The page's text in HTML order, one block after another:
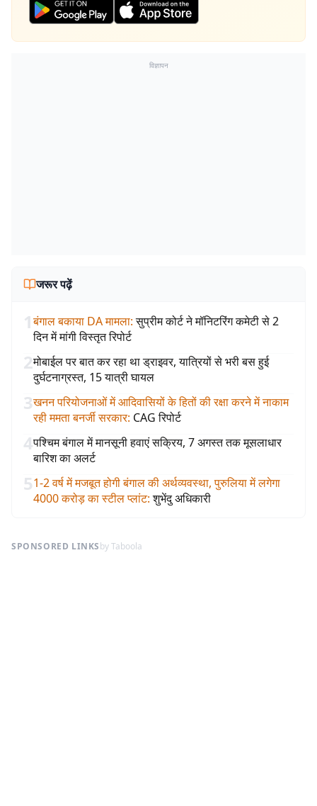
विज्ञापन
जरूर पढ़ें
1बंगाल बकाया DA मामला: सुप्रीम कोर्ट ने मॉनिटरिंग कमेटी से 2
दिन में मांगी विस्तृत रिपोर्ट
2मोबाईल पर बात कर रहा था ड्राइवर, यात्रियों से भरी बस हुई
दुर्घटनाग्रस्त, 15 यात्री घायल
3खनन परियोजनाओं में आदिवासियों के हितों की रक्षा करने में नाकाम
रही ममता बनर्जी सरकार: CAG रिपोर्ट
4पश्चिम बंगाल में मानसूनी हवाएं सक्रिय, 7 अगस्त तक मूसलाधार
बारिश का अलर्ट
51-2 वर्ष में मजबूत होगी बंगाल की अर्थव्यवस्था, पुरुलिया में लगेगा
4000 करोड़ का स्टील प्लांट: शुभेंदु अधिकारी
SPONSORED LINKSby Taboola